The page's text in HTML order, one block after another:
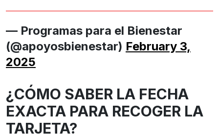
— Programas para el Bienestar
(@apoyosbienestar) February 3,
2025
¿CÓMO SABER LA FECHA
EXACTA PARA RECOGER LA
TARJETA?